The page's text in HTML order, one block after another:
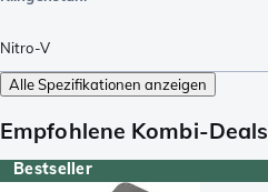
Nitro-V
Alle Spezifikationen anzeigen
Empfohlene Kombi-Deals
Bestseller